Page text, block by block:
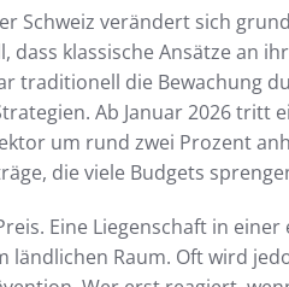
Schweiz verändert sich
dass klassische Ansätze an
traditionell die Bewachung
Ab Januar 2026 tritt
um rund zwei Prozent
die viele Budgets
Eine Liegenschaft in
ländlichen Raum. Oft wird